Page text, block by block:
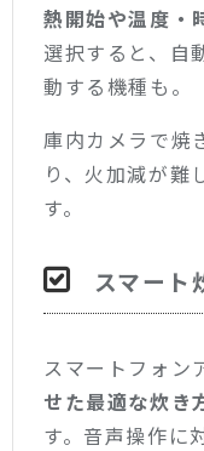
熱開始や温度・
選択すると、自
動する機種も。
庫内カメラで焼
り、火加減が難
す。
スマート
スマートフォン
せた最適な炊き
す。音声操作に